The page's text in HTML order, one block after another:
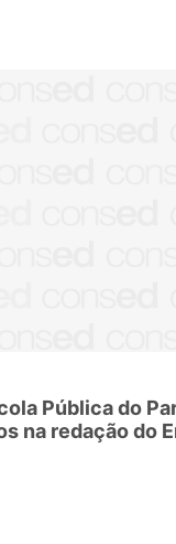
Pública do
na redação do